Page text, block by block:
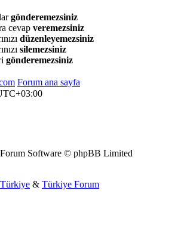
gönderemezsiniz
cevap veremezsiniz
düzenleyemezsiniz
silemezsiniz
gönderemezsiniz
Forum ana sayfa
Software © phpBB Limited
& Türkiye Forum